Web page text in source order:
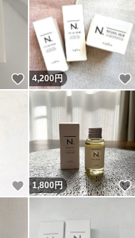
いいね！
4,200円
いいね！
1,800円